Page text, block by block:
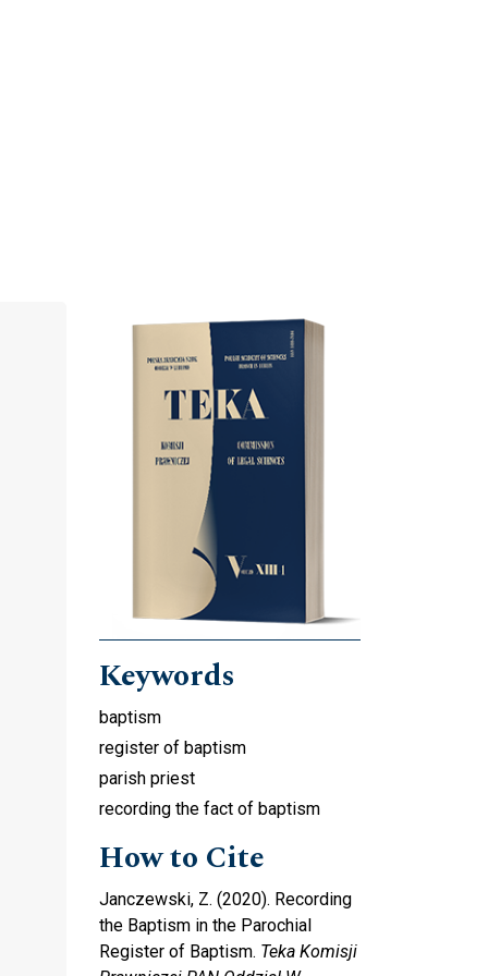
Cover image
Keywords
baptism
register of baptism
parish priest
recording the fact of baptism
How to Cite
Janczewski, Z. (2020). Recording
the Baptism in the Parochial
Register of Baptism. Teka Komisji